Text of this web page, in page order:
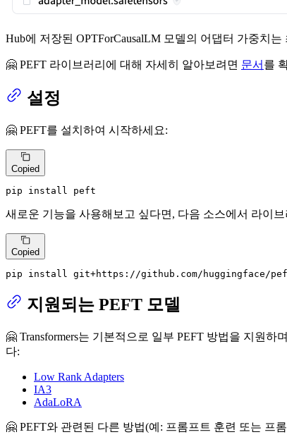
Hub에 저장된 OPTForCausalLM 모델의 어댑터 가중치
🤗 PEFT 라이브러리에 대해 자세히 알아보려면 문서 를
설정
🤗 PEFT를 설치하여 시작하세요:
Copied
pip install peft
새로운 기능을 사용해보고 싶다면, 다음 소스에서 라이
Copied
pip install git+https://github.com/huggingface/
지원되는 PEFT 모델
🤗 Transformers는 기본적으로 일부 PEFT 방법을 지원
다:
Low Rank Adapters
IA3
AdaLoRA
🤗 PEFT와 관련된 다른 방법(예: 프롬프트 훈련 또는 프